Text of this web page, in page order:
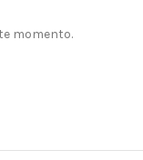
momento.